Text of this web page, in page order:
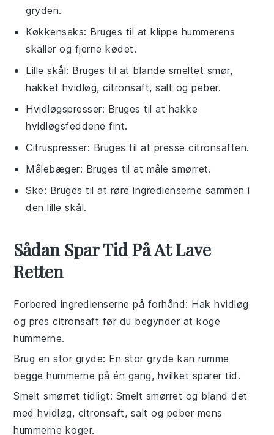
gryden.
Køkkensaks: Bruges til at klippe hummerens
skaller og fjerne kødet.
Lille skål: Bruges til at blande smeltet smør,
hakket hvidløg, citronsaft, salt og peber.
Hvidløgspresser: Bruges til at hakke
hvidløgsfeddene fint.
Citruspresser: Bruges til at presse citronsaften.
Målebæger: Bruges til at måle smørret.
Ske: Bruges til at røre ingredienserne sammen i
den lille skål.
Sådan Spar Tid På At Lave
Retten
Forbered ingredienserne på forhånd: Hakhvidløg
og prescitronsaft før du begynder at koge
hummerne.
Brug en stor gryde: En stor gryde kan rumme
beggehummerne på én gang, hvilket sparer tid.
Smelt smørret tidligt: Smelt smørret og bland det
medhvidløg, citronsaft, salt og peber mens
hummerne koger.